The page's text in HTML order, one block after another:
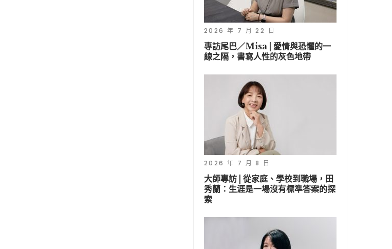
2026 年 7 月 22 日
專訪尾巴／Misa | 愛情與恐懼的一
線之隔，書寫人性的灰色地帶
2026 年 7 月 8 日
大師專訪 | 從家庭、學校到職場，田
秀蘭：生涯是一場沒有標準答案的探
索